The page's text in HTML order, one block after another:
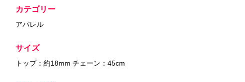
カテゴリー
アパレル
サイズ
トップ：約18mm チェーン：45cm